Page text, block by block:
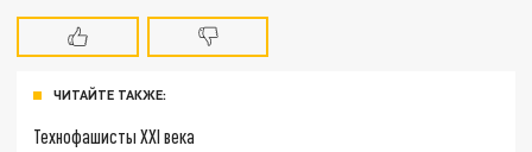
ЧИТАЙТЕ ТАКЖЕ:
Технофашисты XXI века